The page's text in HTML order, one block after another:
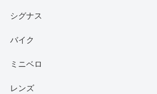
シグナス
バイク
ミニベロ
レンズ